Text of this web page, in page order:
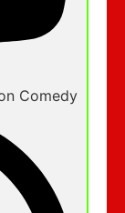
Adrion Comedy